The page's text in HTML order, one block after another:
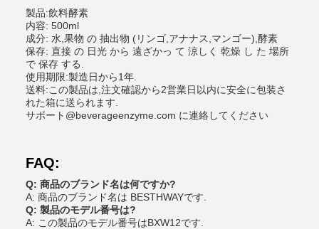
製品:飲料酵素
内容: 500ml
成分: 水,果物 の 抽出物 (リンゴ,アナナス,マンゴー),酵素
保存: 直接 の 日光 から 遠ざかっ て 涼しく 乾燥 し た 場所
で 保存 する.
使用期限:製造日から1年.
送料:この製品は,注文確認から2営業日以内に安全に包装さ
れた箱に送られます.
サポート@beverageenzyme.com に連絡してください
FAQ:
Q: 商品のブランド名は何ですか?
A: 商品のブランド名は BESTHWAYです.
Q: 製品のモデル番号は?
A: この製品のモデル番号はBXW12です.